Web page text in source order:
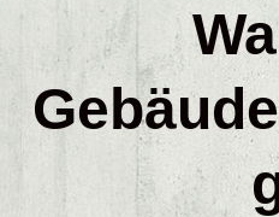
Sofa / Polstermöbelreinigung
PVC / Linoleumgrundreinigung